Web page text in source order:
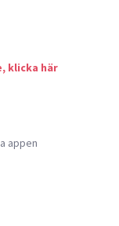
klicka här
appen